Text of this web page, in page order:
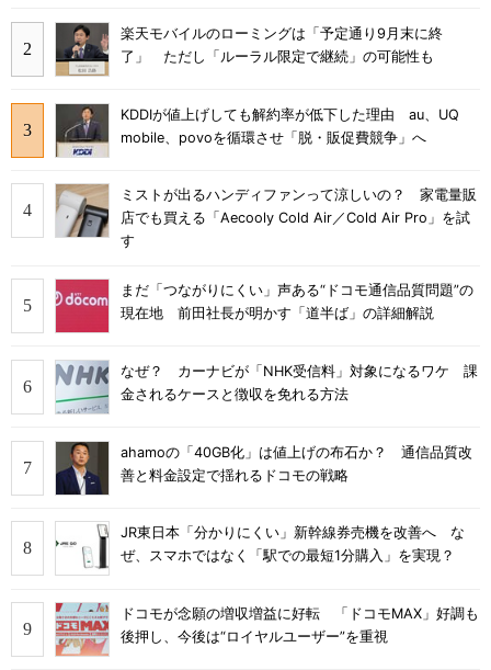
楽天モバイルのローミングは「予定通り9月末に終
了」 ただし「ルーラル限定で継続」の可能性も
KDDIが値上げしても解約率が低下した理由 au、UQ
mobile、povoを循環させ「脱・販促費競争」へ
ミストが出るハンディファンって涼しいの？ 家電量販
店でも買える「Aecooly Cold Air／Cold Air Pro」を試
す
まだ「つながりにくい」声ある“ドコモ通信品質問題”の
現在地 前田社長が明かす「道半ば」の詳細解説
なぜ？ カーナビが「NHK受信料」対象になるワケ 課
金されるケースと徴収を免れる方法
ahamoの「40GB化」は値上げの布石か？ 通信品質改
善と料金設定で揺れるドコモの戦略
JR東日本「分かりにくい」新幹線券売機を改善へ な
ぜ、スマホではなく「駅での最短1分購入」を実現？
ドコモが念願の増収増益に好転 「ドコモMAX」好調も
後押し、今後は“ロイヤルユーザー”を重視